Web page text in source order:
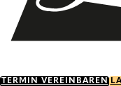
TERMIN VEREINBAREN